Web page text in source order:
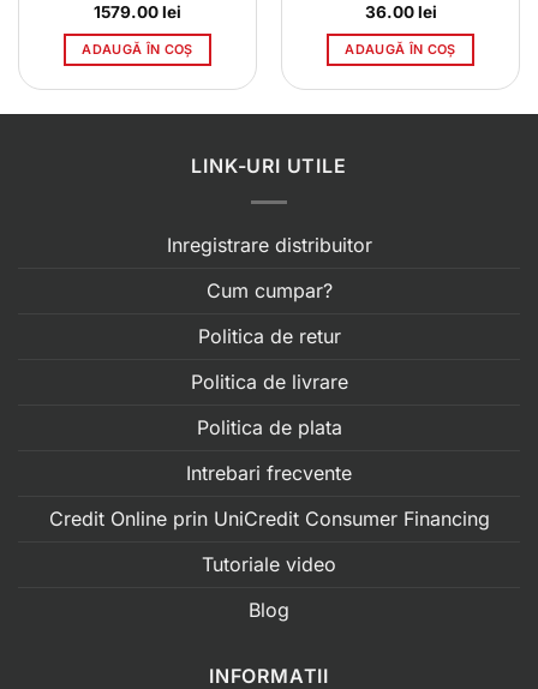
1579.00lei
ADAUGĂ ÎN COȘ
36.00lei
ADAUGĂ ÎN COȘ
LINK-URI UTILE
Inregistrare distribuitor
Cum cumpar?
Politica de retur
Politica de livrare
Politica de plata
Intrebari frecvente
Credit Online prin UniCredit Consumer Financing
Tutoriale video
Blog
INFORMATII